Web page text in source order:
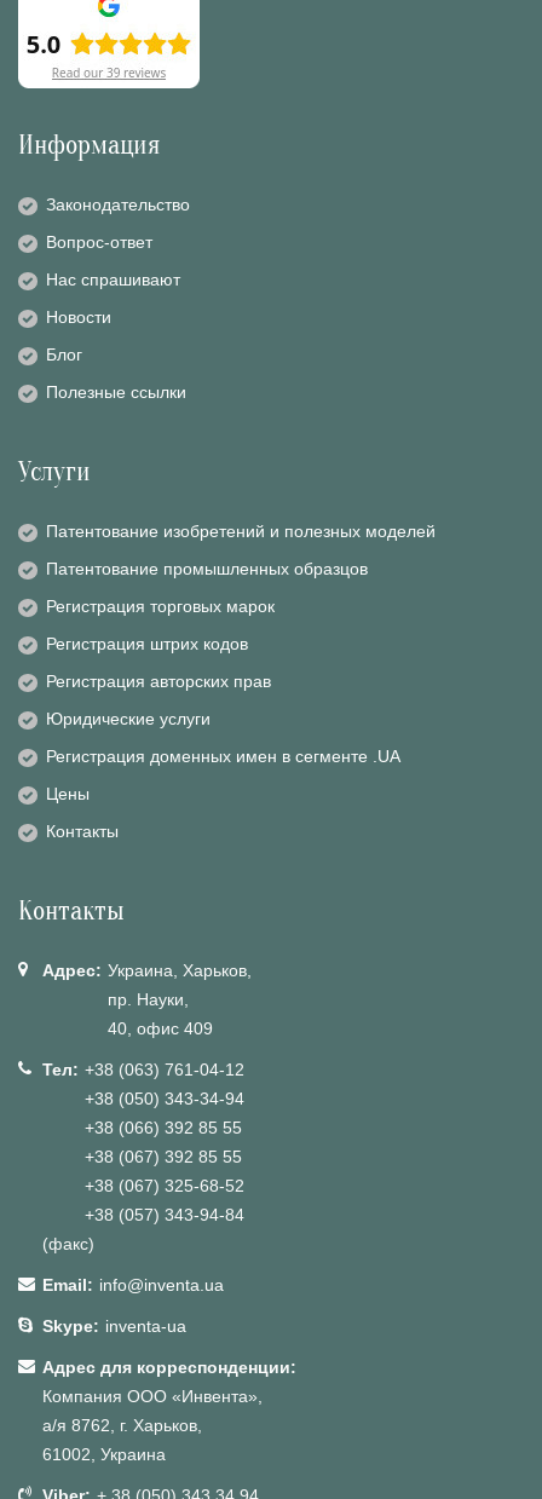
Информация
Законодательство
Вопрос-ответ
Нас спрашивают
Новости
Блог
Полезные ссылки
Услуги
Патентование изобретений и полезных моделей
Патентование промышленных образцов
Регистрация торговых марок
Регистрация штрих кодов
Регистрация авторских прав
Юридические услуги
Регистрация доменных имен в сегменте .UA
Цены
Контакты
Контакты
Адрес: Украина, Харьков,
пр. Науки,
40, офис 409
Тел: +38 (063) 761-04-12
+38 (050) 343-34-94
+38 (066) 392 85 55
+38 (067) 392 85 55
+38 (067) 325-68-52
+38 (057) 343-94-84
(факс)
Email: info@inventa.ua
Skype: inventa-ua
Адрес для корреспонденции:
Компания ООО «Инвента»,
а/я 8762, г. Харьков,
61002, Украина
Viber: + 38 (050) 343 34 94